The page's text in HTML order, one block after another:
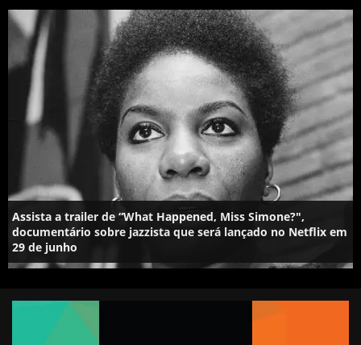
Assista a trailer de “What Happened, Miss Simone?",
documentário sobre jazzista que será lançado no Netflix em
29 de junho